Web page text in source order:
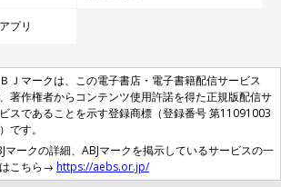
プリ
Ｊマークは、この電子書店・電子書籍配信サービス
著作権者からコンテンツ使用許諾を得た正規版配信サ
スであることを示す登録商標（登録番号 第11091003
です。
マークの詳細、ABJマークを掲示しているサービスの一
こちら→ https://aebs.or.jp/